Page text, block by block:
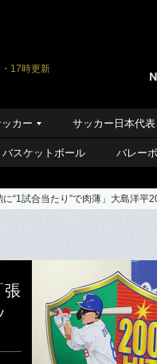
17時更新
カー サッカー日本代表
バスケットボール バレー
“1試合当たり”で肉薄」大島洋平
張